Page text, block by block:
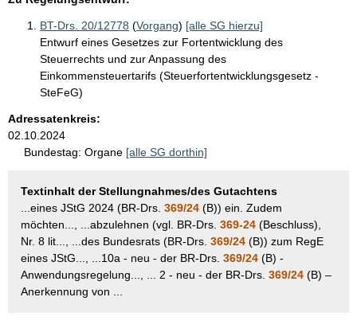
BT-Drs. 20/12778 (Vorgang) [alle SG hierzu]
Entwurf eines Gesetzes zur Fortentwicklung des
Steuerrechts und zur Anpassung des
Einkommensteuertarifs (Steuerfortentwicklungsgesetz -
SteFeG)
Adressatenkreis:
02.10.2024
Bundestag: Organe [alle SG dorthin]
Textinhalt der Stellungnahmes/des Gutachtens
...eines JStG 2024 (BR-Drs. 369/24 (B)) ein. Zudem
möchten..., ...abzulehnen (vgl. BR-Drs. 369-24 (Beschluss),
Nr. 8 lit..., ...des Bundesrats (BR-Drs. 369/24 (B)) zum RegE
eines JStG..., ...10a - neu - der BR-Drs. 369/24 (B) -
Anwendungsregelung..., ... 2 - neu - der BR-Drs. 369/24 (B) –
Anerkennung von ...